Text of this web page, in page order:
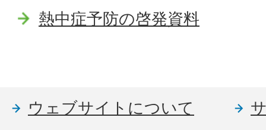
熱中症予防の啓発資料
ウェブサイトについて